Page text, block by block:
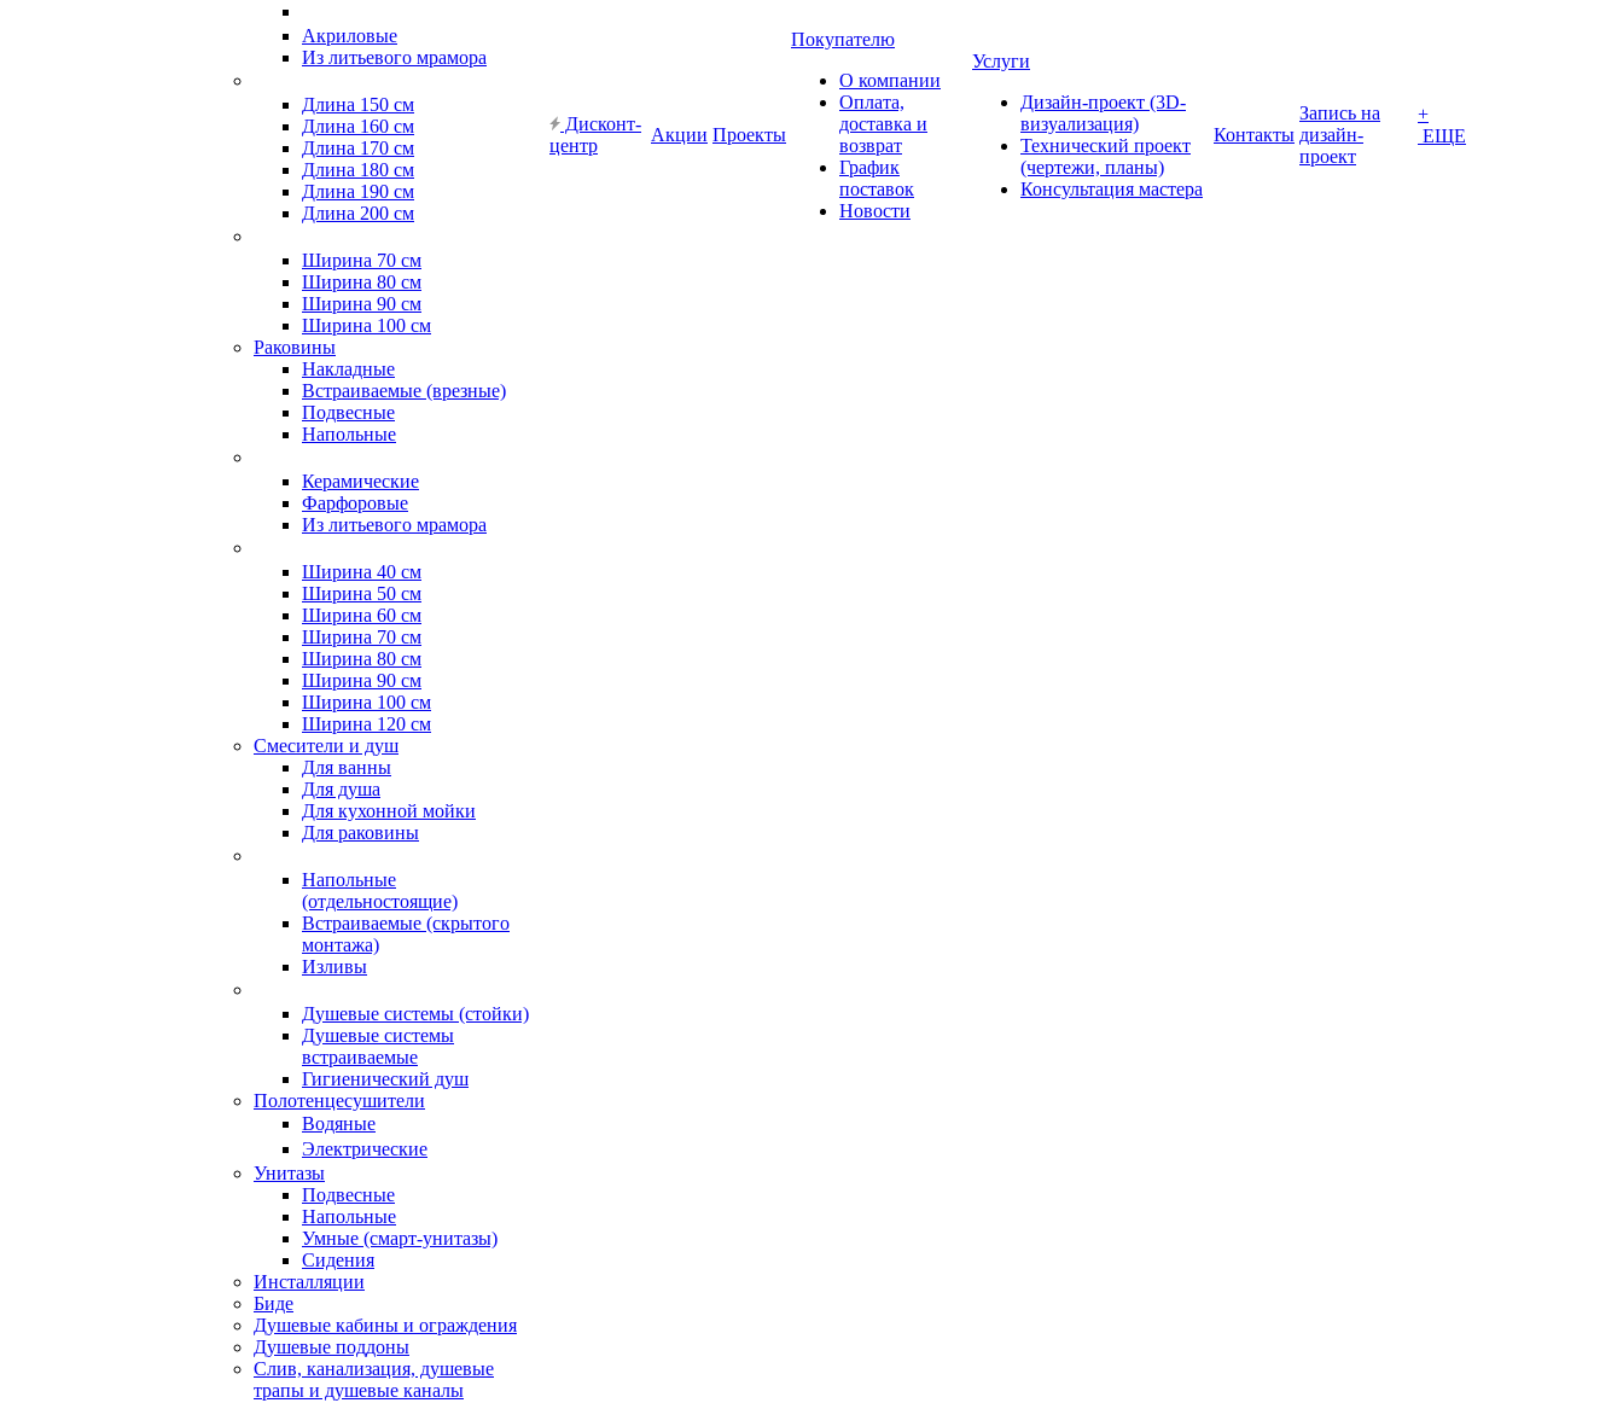
Акриловые
Из литьевого мрамора
Длина 150 см
Длина 160 см
Длина 170 см
Длина 180 см
Длина 190 см
Длина 200 см
Ширина 70 см
Ширина 80 см
Ширина 90 см
Ширина 100 см
Раковины
Накладные
Встраиваемые (врезные)
Подвесные
Напольные
Керамические
Фарфоровые
Из литьевого мрамора
Ширина 40 см
Ширина 50 см
Ширина 60 см
Ширина 70 см
Ширина 80 см
Ширина 90 см
Ширина 100 см
Ширина 120 см
Смесители и душ
Для ванны
Для душа
Для кухонной мойки
Для раковины
Напольные
(отдельностоящие)
Встраиваемые (скрытого
монтажа)
Изливы
Душевые системы (стойки)
Душевые системы
встраиваемые
Гигиенический душ
Полотенцесушители
ㅤВодяные
ㅤЭлектрические
Унитазы
Подвесные
Напольные
Умные (смарт-унитазы)
Сидения
Инсталляции
Биде
Душевые кабины и ограждения
Душевые поддоны
Слив, канализация, душевые
трапы и душевые каналы
Дисконт-
центр
Акции Проекты
Покупателю
О компании
Оплата,
доставка и
возврат
График
поставок
Новости
Услуги
Дизайн-проект (3D-
визуализация)
Технический проект
(чертежи, планы)
Консультация мастера
Контакты
Запись на
дизайн-
проект
+
ЕЩЕ